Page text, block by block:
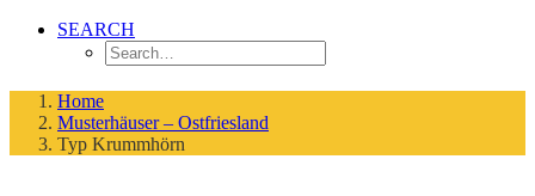
SEARCH
Home
Musterhäuser – Ostfriesland
Typ Krummhörn